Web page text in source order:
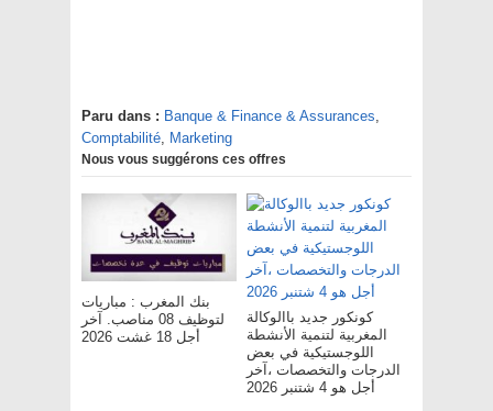
Paru dans : Banque & Finance & Assurances,
Comptabilité, Marketing
Nous vous suggérons ces offres
بنك المغرب : مباريات
لتوظيف 08 مناصب. آخر
أجل 18 غشت 2026
كونكور جديد باالوكالة
المغربية لتنمية الأنشطة
اللوجستيكية في بعض
الدرجات والتخصصات ،آخر
أجل هو 4 شتنبر 2026